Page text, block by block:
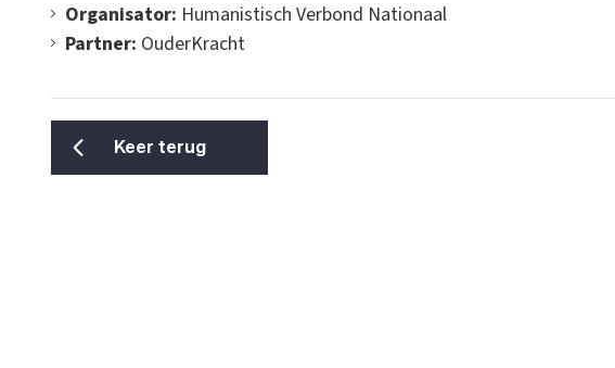
Organisator: Humanistisch Verbond Nationaal
Partner: OuderKracht
Keer terug